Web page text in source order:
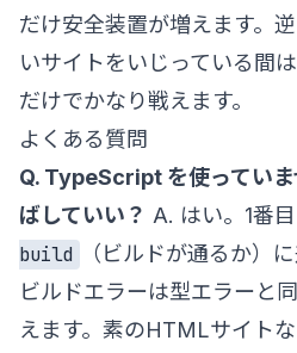
だけ安全装置が増えます。
いサイトをいじっている間
だけでかなり戦えます。
よくある質問
Q. TypeScript を使ってい
ばしていい？ A. はい。1番
build
（ビルドが通るか）
ビルドエラーは型エラーと
えます。素のHTMLサイト